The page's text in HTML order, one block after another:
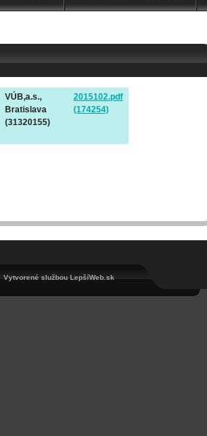
VÚB,a.s.,
Bratislava
(31320155)
2015102.pdf
(174254)
Vytvorené službou LepšíWeb.sk